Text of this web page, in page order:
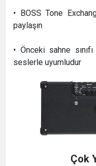
• BOSS Tone
paylaşın
• Önceki sahne
seslerle uyumludur
Çok